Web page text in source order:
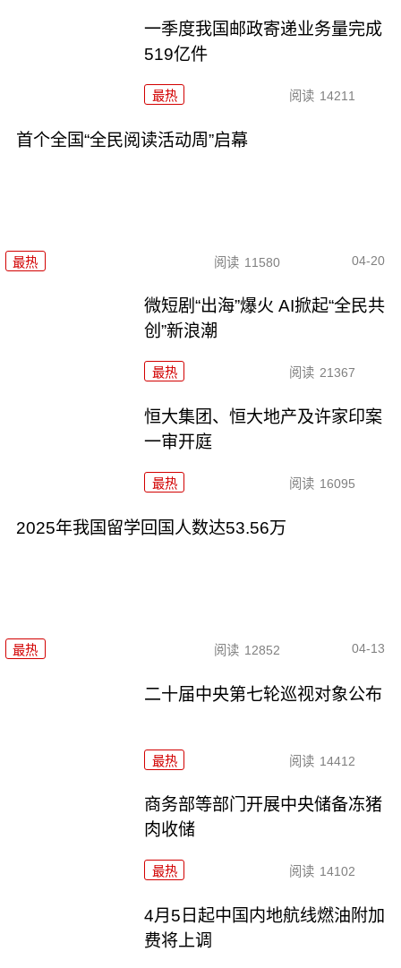
一季度我国邮政寄递业务量完成
519亿件
最热 阅读 14211
首个全国“全民阅读活动周”启幕
最热 阅读 11580 04-20
微短剧“出海”爆火 AI掀起“全民共
创”新浪潮
最热 阅读 21367
恒大集团、恒大地产及许家印案
一审开庭
最热 阅读 16095
2025年我国留学回国人数达53.56万
最热 阅读 12852 04-13
二十届中央第七轮巡视对象公布
最热 阅读 14412
商务部等部门开展中央储备冻猪
肉收储
最热 阅读 14102
4月5日起中国内地航线燃油附加
费将上调